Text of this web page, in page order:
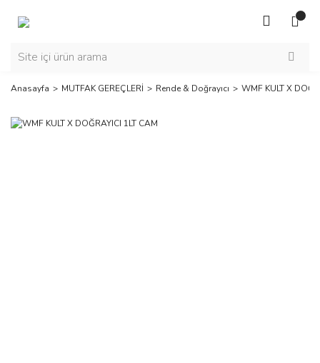
Anasayfa MUTFAK GEREÇLERİ Rende & Doğrayıcı WMF KULT X